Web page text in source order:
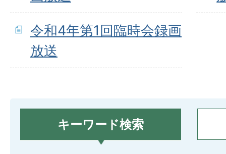
令和4年第1回臨時会録画
放送
キーワード検索